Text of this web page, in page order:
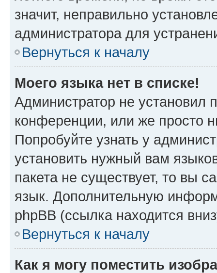
значит, неправильно
администратора для
Вернуться к началу
Моего языка нет в списке!
Администратор не установил
конференции, или же просто
Попробуйте узнать у
установить нужный вам
пакета не существует, то вы
язык. Дополнительную
phpBB (ссылка находится
Вернуться к началу
Как я могу поместить